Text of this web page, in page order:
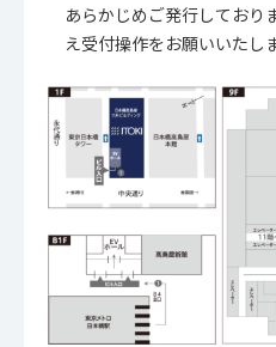
あらかじめご発行しており
え受付操作をお願いいたし